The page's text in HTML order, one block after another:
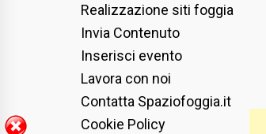
Realizzazione siti foggia
Invia Contenuto
Inserisci evento
Lavora con noi
Contatta Spaziofoggia.it
Cookie Policy